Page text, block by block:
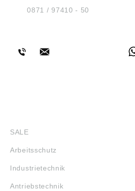
Tel.:0871 / 97410 - 50
SALE
Arbeitsschutz
Industrietechnik
Antriebstechnik